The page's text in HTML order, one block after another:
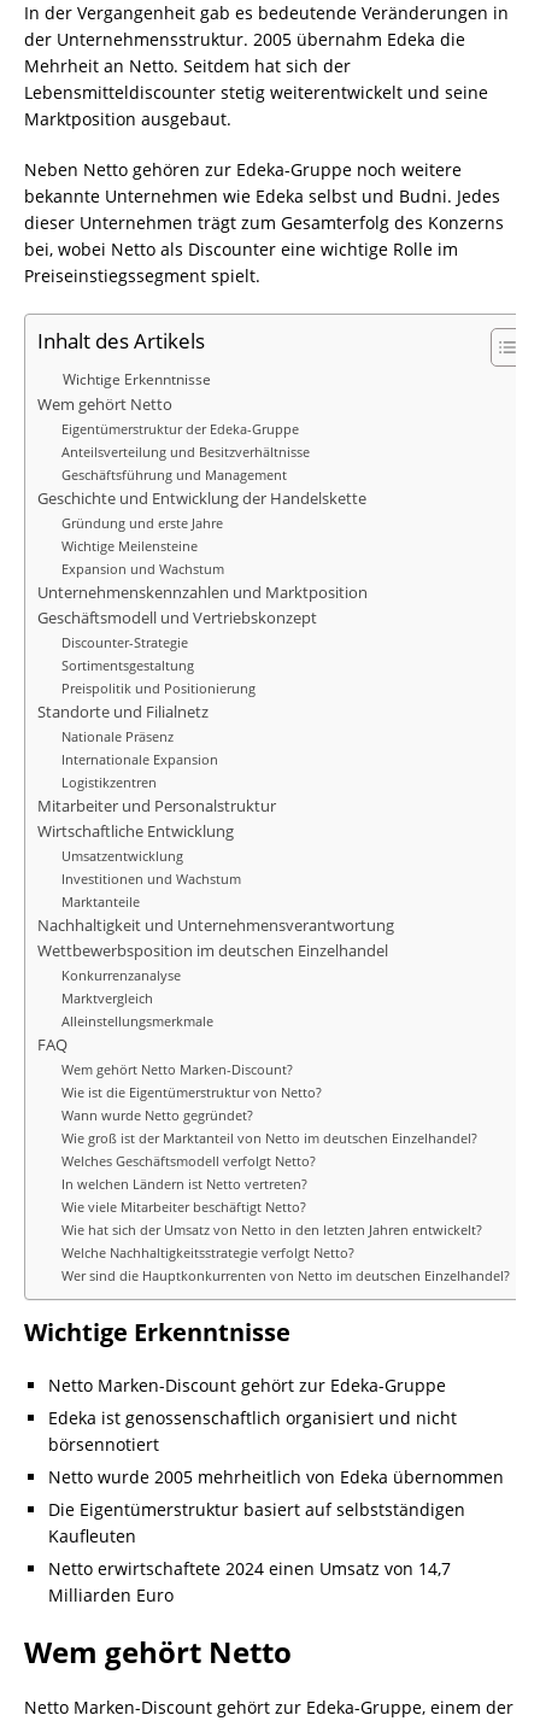
In der Vergangenheit gab es bedeutende Veränderungen in
der Unternehmensstruktur. 2005 übernahm Edeka die
Mehrheit an Netto. Seitdem hat sich der
Lebensmitteldiscounter stetig weiterentwickelt und seine
Marktposition ausgebaut.
Neben Netto gehören zur Edeka-Gruppe noch weitere
bekannte Unternehmen wie Edeka selbst und Budni. Jedes
dieser Unternehmen trägt zum Gesamterfolg des Konzerns
bei, wobei Netto als Discounter eine wichtige Rolle im
Preiseinstiegssegment spielt.
Inhalt des Artikels
Wichtige Erkenntnisse
Wem gehört Netto
Eigentümerstruktur der Edeka-Gruppe
Anteilsverteilung und Besitzverhältnisse
Geschäftsführung und Management
Geschichte und Entwicklung der Handelskette
Gründung und erste Jahre
Wichtige Meilensteine
Expansion und Wachstum
Unternehmenskennzahlen und Marktposition
Geschäftsmodell und Vertriebskonzept
Discounter-Strategie
Sortimentsgestaltung
Preispolitik und Positionierung
Standorte und Filialnetz
Nationale Präsenz
Internationale Expansion
Logistikzentren
Mitarbeiter und Personalstruktur
Wirtschaftliche Entwicklung
Umsatzentwicklung
Investitionen und Wachstum
Marktanteile
Nachhaltigkeit und Unternehmensverantwortung
Wettbewerbsposition im deutschen Einzelhandel
Konkurrenzanalyse
Marktvergleich
Alleinstellungsmerkmale
FAQ
Wem gehört Netto Marken-Discount?
Wie ist die Eigentümerstruktur von Netto?
Wann wurde Netto gegründet?
Wie groß ist der Marktanteil von Netto im deutschen Einzelhandel?
Welches Geschäftsmodell verfolgt Netto?
In welchen Ländern ist Netto vertreten?
Wie viele Mitarbeiter beschäftigt Netto?
Wie hat sich der Umsatz von Netto in den letzten Jahren entwickelt?
Welche Nachhaltigkeitsstrategie verfolgt Netto?
Wer sind die Hauptkonkurrenten von Netto im deutschen Einzelhandel?
Wichtige Erkenntnisse
Netto Marken-Discount gehört zur Edeka-Gruppe
Edeka ist genossenschaftlich organisiert und nicht
börsennotiert
Netto wurde 2005 mehrheitlich von Edeka übernommen
Die Eigentümerstruktur basiert auf selbstständigen
Kaufleuten
Netto erwirtschaftete 2024 einen Umsatz von 14,7
Milliarden Euro
Wem gehört Netto
Netto Marken-Discount gehört zur Edeka-Gruppe, einem der